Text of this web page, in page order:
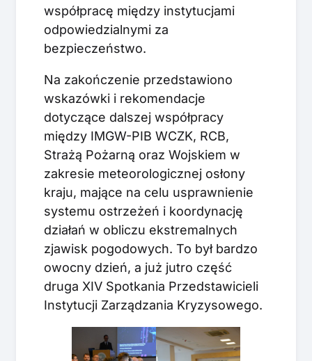
współpracę między instytucjami
odpowiedzialnymi za
bezpieczeństwo.
Na zakończenie przedstawiono
wskazówki i rekomendacje
dotyczące dalszej współpracy
między IMGW-PIB WCZK, RCB,
Strażą Pożarną oraz Wojskiem w
zakresie meteorologicznej osłony
kraju, mające na celu usprawnienie
systemu ostrzeżeń i koordynację
działań w obliczu ekstremalnych
zjawisk pogodowych. To był bardzo
owocny dzień, a już jutro część
druga XIV Spotkania Przedstawicieli
Instytucji Zarządzania Kryzysowego.